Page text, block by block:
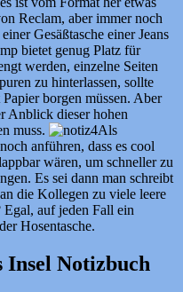
Reclam, aber immer noch
Gesäßtasche einer Jeans
bietet genug Platz für
werden, einzelne Seiten
zu hinterlassen, sollte
borgen müssen. Aber
Anblick dieser hohen
muss.
Als
anführen, dass es cool
wären, um schneller zu
Es sei dann man schreibt
die Kollegen zu viele leere
Egal, auf jeden Fall ein
Hosentasche.
Insel Notizbuch